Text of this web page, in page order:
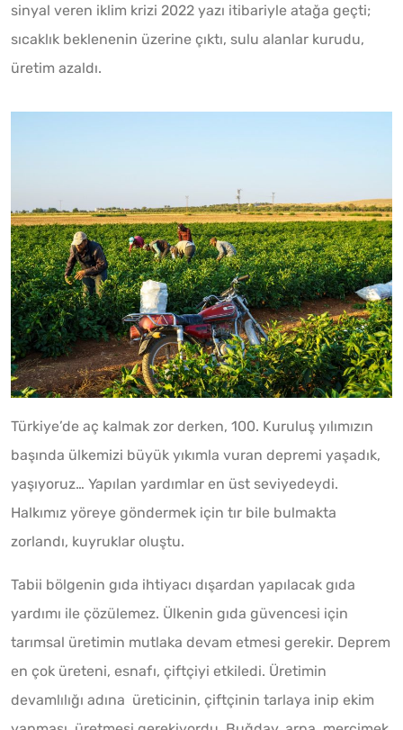
sinyal veren iklim krizi 2022 yazı itibariyle atağa geçti;
sıcaklık beklenenin üzerine çıktı, sulu alanlar kurudu,
üretim azaldı.
Türkiye’de aç kalmak zor derken, 100. Kuruluş yılımızın
başında ülkemizi büyük yıkımla vuran depremi yaşadık,
yaşıyoruz… Yapılan yardımlar en üst seviyedeydi.
Halkımız yöreye göndermek için tır bile bulmakta
zorlandı, kuyruklar oluştu.
Tabii bölgenin gıda ihtiyacı dışardan yapılacak gıda
yardımı ile çözülemez. Ülkenin gıda güvencesi için
tarımsal üretimin mutlaka devam etmesi gerekir. Deprem
en çok üreteni, esnafı, çiftçiyi etkiledi. Üretimin
devamlılığı adına üreticinin, çiftçinin tarlaya inip ekim